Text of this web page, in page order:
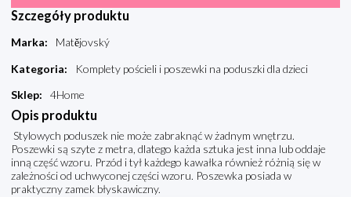
Szczegóły produktu
Marka:
Matějovský
Kategoria:
Komplety pościeli i poszewki na poduszki dla dzieci
Sklep: 4Home
Opis produktu
Stylowych poduszek nie może zabraknąć w żadnym wnętrzu.
Poszewki są szyte z metra, dlatego każda sztuka jest inna lub oddaje
inną część wzoru. Przód i tył każdego kawałka również różnią się w
zależności od uchwyconej części wzoru. Poszewka posiada w
praktyczny zamek błyskawiczny.